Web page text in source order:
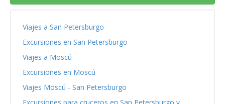
Viajes a San Petersburgo
Excursiones en San Petersburgo
Viajes a Moscú
Excursiones en Moscú
Viajes Moscú - San Petersburgo